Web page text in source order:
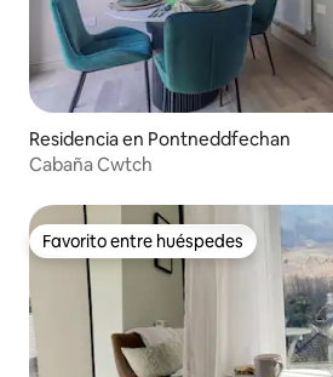
Residencia en Pontneddfechan
Cabaña Cwtch
Favorito entre huéspedes
Favorito entre huéspedes